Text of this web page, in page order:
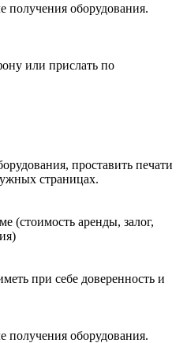
получения оборудования.
или прислать по
проставить печати
страницах.
(стоимость аренды, залог,
при себе доверенность и
получения оборудования.